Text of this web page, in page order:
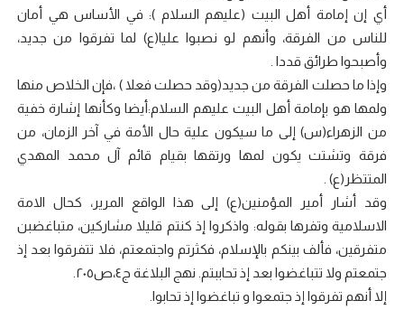
أي إن إمامة أهل البيت (عليهم السلام ): في الأساس هي أمان
للناس من الفرقة، وأنهم لو نصبوا عليا(ع) لما تفرقوا من جديد،
وأصبحوا طرائق قددا .
وإذا ما حصلت الفرقة من جديد(وقد حصلت فعلا ) ،فإن الخلاص منها
ولمها هو بإمامة أهل البيت عليهم السلام:أيضا وكأنها إشارة خفية
من الزهراء(س) إلى ما سيكون علية حال الأمة في آخر الزمان، من
فرقة وتشتت يكون لمها ورتقها بقيام قائم آل محمد المهدي
المتتظر(ع) .
وقد أشار أمير المؤمنين(ع) إلى هذا الواقع المرير، كحال الامة
الاسلامية وتفرها بقوله: واذكروا إذ كنتم قليلا مشاركين، متباغضبن
متفرقين، فألف بينكم بالإسلام، فكثرتم واجتمعتم، فلا تتفرقوا بعد إذ
جتمعتم ولا تتباغضوا بعد إذ تحاببتم. نهج البلاغة ج٤،ص٢٠٥.
إلا أنهم تفرقوا إذ جتمعوا و تباغضوا إذ تحابوا.